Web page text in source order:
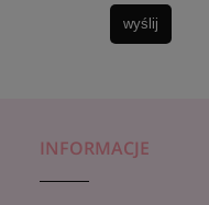
wyślij
INFORMACJE